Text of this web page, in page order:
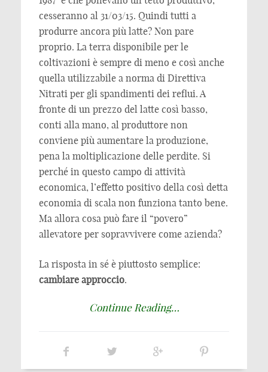
cesseranno al 31/03/15. Quindi tutti a
produrre ancora più latte? Non pare
proprio. La terra disponibile per le
coltivazioni è sempre di meno e così anche
quella utilizzabile a norma di Direttiva
Nitrati per gli spandimenti dei reflui. A
fronte di un prezzo del latte così basso,
conti alla mano, al produttore non
conviene più aumentare la produzione,
pena la moltiplicazione delle perdite. Si
perché in questo campo di attività
economica, l’effetto positivo della così detta
economia di scala non funziona tanto bene.
Ma allora cosa può fare il “povero”
allevatore per sopravvivere come azienda?
La risposta in sé è piuttosto semplice:
cambiare approccio.
Continue Reading…